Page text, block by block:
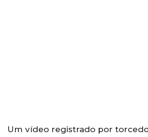
Um vídeo registrado por